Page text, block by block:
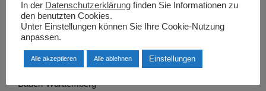
Arbeitswelt
Arbeitszeugnis
Ausbildung
Baden-Württemberg
In der Datenschutzerklärung finden Sie Informationen zu
den benutzten Cookies.
Unter Einstellungen können Sie Ihre Cookie-Nutzung
anpassen.
Alle akzeptieren Alle ablehnen Einstellungen